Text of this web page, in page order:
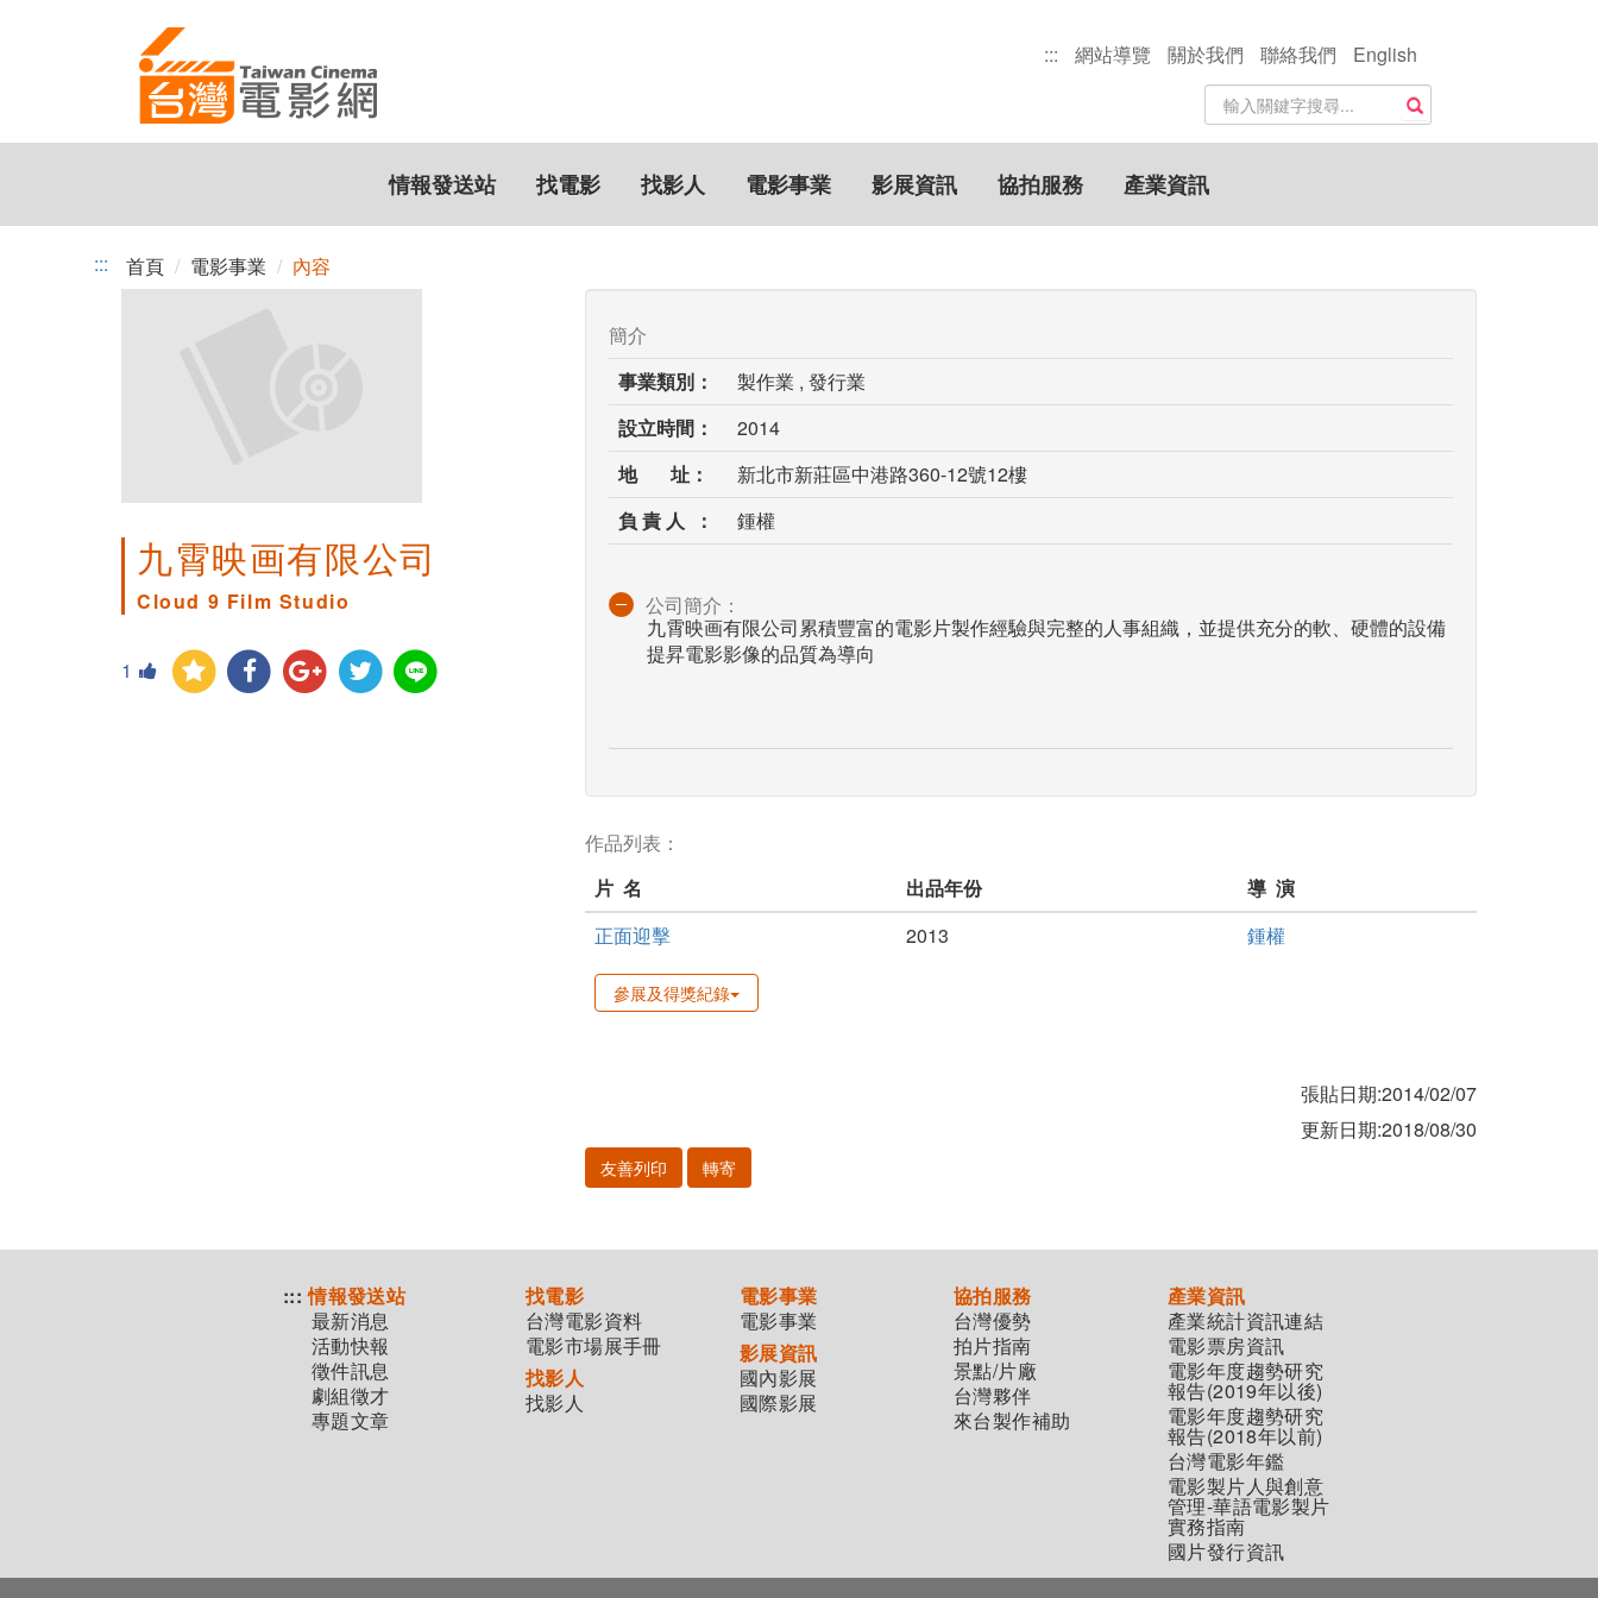
::: 網站導覽 關於我們 聯絡我們
English
站
內
搜
尋
關
鍵
搜尋
情報發送站 找電影 找影人 電影事業 影展資訊 協拍服務 產業資訊
::: 首頁 電影事業 內容
九霄映画有限公司
Cloud 9 Film Studio
1
簡介
事業類別：
製作業 , 發行業
設立時間：
2014
地 址：
新北市新莊區中港路360-12號12樓
負 責 人 ：
鍾權
公司簡介：
九霄映画有限公司累積豐富的電影片製作經驗與完整的人事組織，並提供充分的軟、硬體的設備
提昇電影影像的品質為導向
作品列表：
片 名
出品年份
導 演
正面迎擊
2013 鍾權
參展及得獎紀錄
張貼日期:2014/02/07
更新日期:2018/08/30
友善列印 轉寄
::: 情報發送站
最新消息
活動快報
徵件訊息
劇組徵才
專題文章
找電影
台灣電影資料
電影市場展手冊
找影人
找影人
電影事業
電影事業
影展資訊
國內影展
國際影展
協拍服務
台灣優勢
拍片指南
景點/片廠
台灣夥伴
來台製作補助
產業資訊
產業統計資訊連結
電影票房資訊
電影年度趨勢研究
報告(2019年以後)
電影年度趨勢研究
報告(2018年以前)
台灣電影年鑑
電影製片人與創意
管理-華語電影製片
實務指南
國片發行資訊